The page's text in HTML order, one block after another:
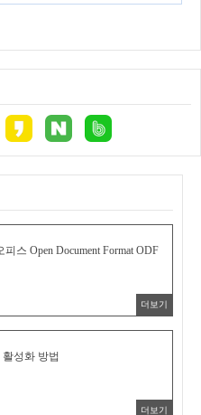
스 Open Document Format ODF
더보기
활성화 방법
더보기